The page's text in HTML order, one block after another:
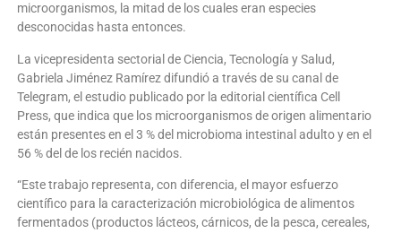
microorganismos, la mitad de los cuales eran especies
desconocidas hasta entonces.
La vicepresidenta sectorial de Ciencia, Tecnología y Salud,
Gabriela Jiménez Ramírez difundió a través de su canal de
Telegram, el estudio publicado por la editorial científica Cell
Press, que indica que los microorganismos de origen alimentario
están presentes en el 3 % del microbioma intestinal adulto y en el
56 % del de los recién nacidos.
“Este trabajo representa, con diferencia, el mayor esfuerzo
científico para la caracterización microbiológica de alimentos
fermentados (productos lácteos, cárnicos, de la pesca, cereales,